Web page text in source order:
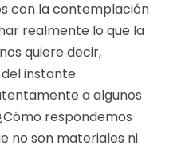
con la contemplación
realmente lo que la
quiere decir,
instante.
a algunos
respondemos
no son materiales ni